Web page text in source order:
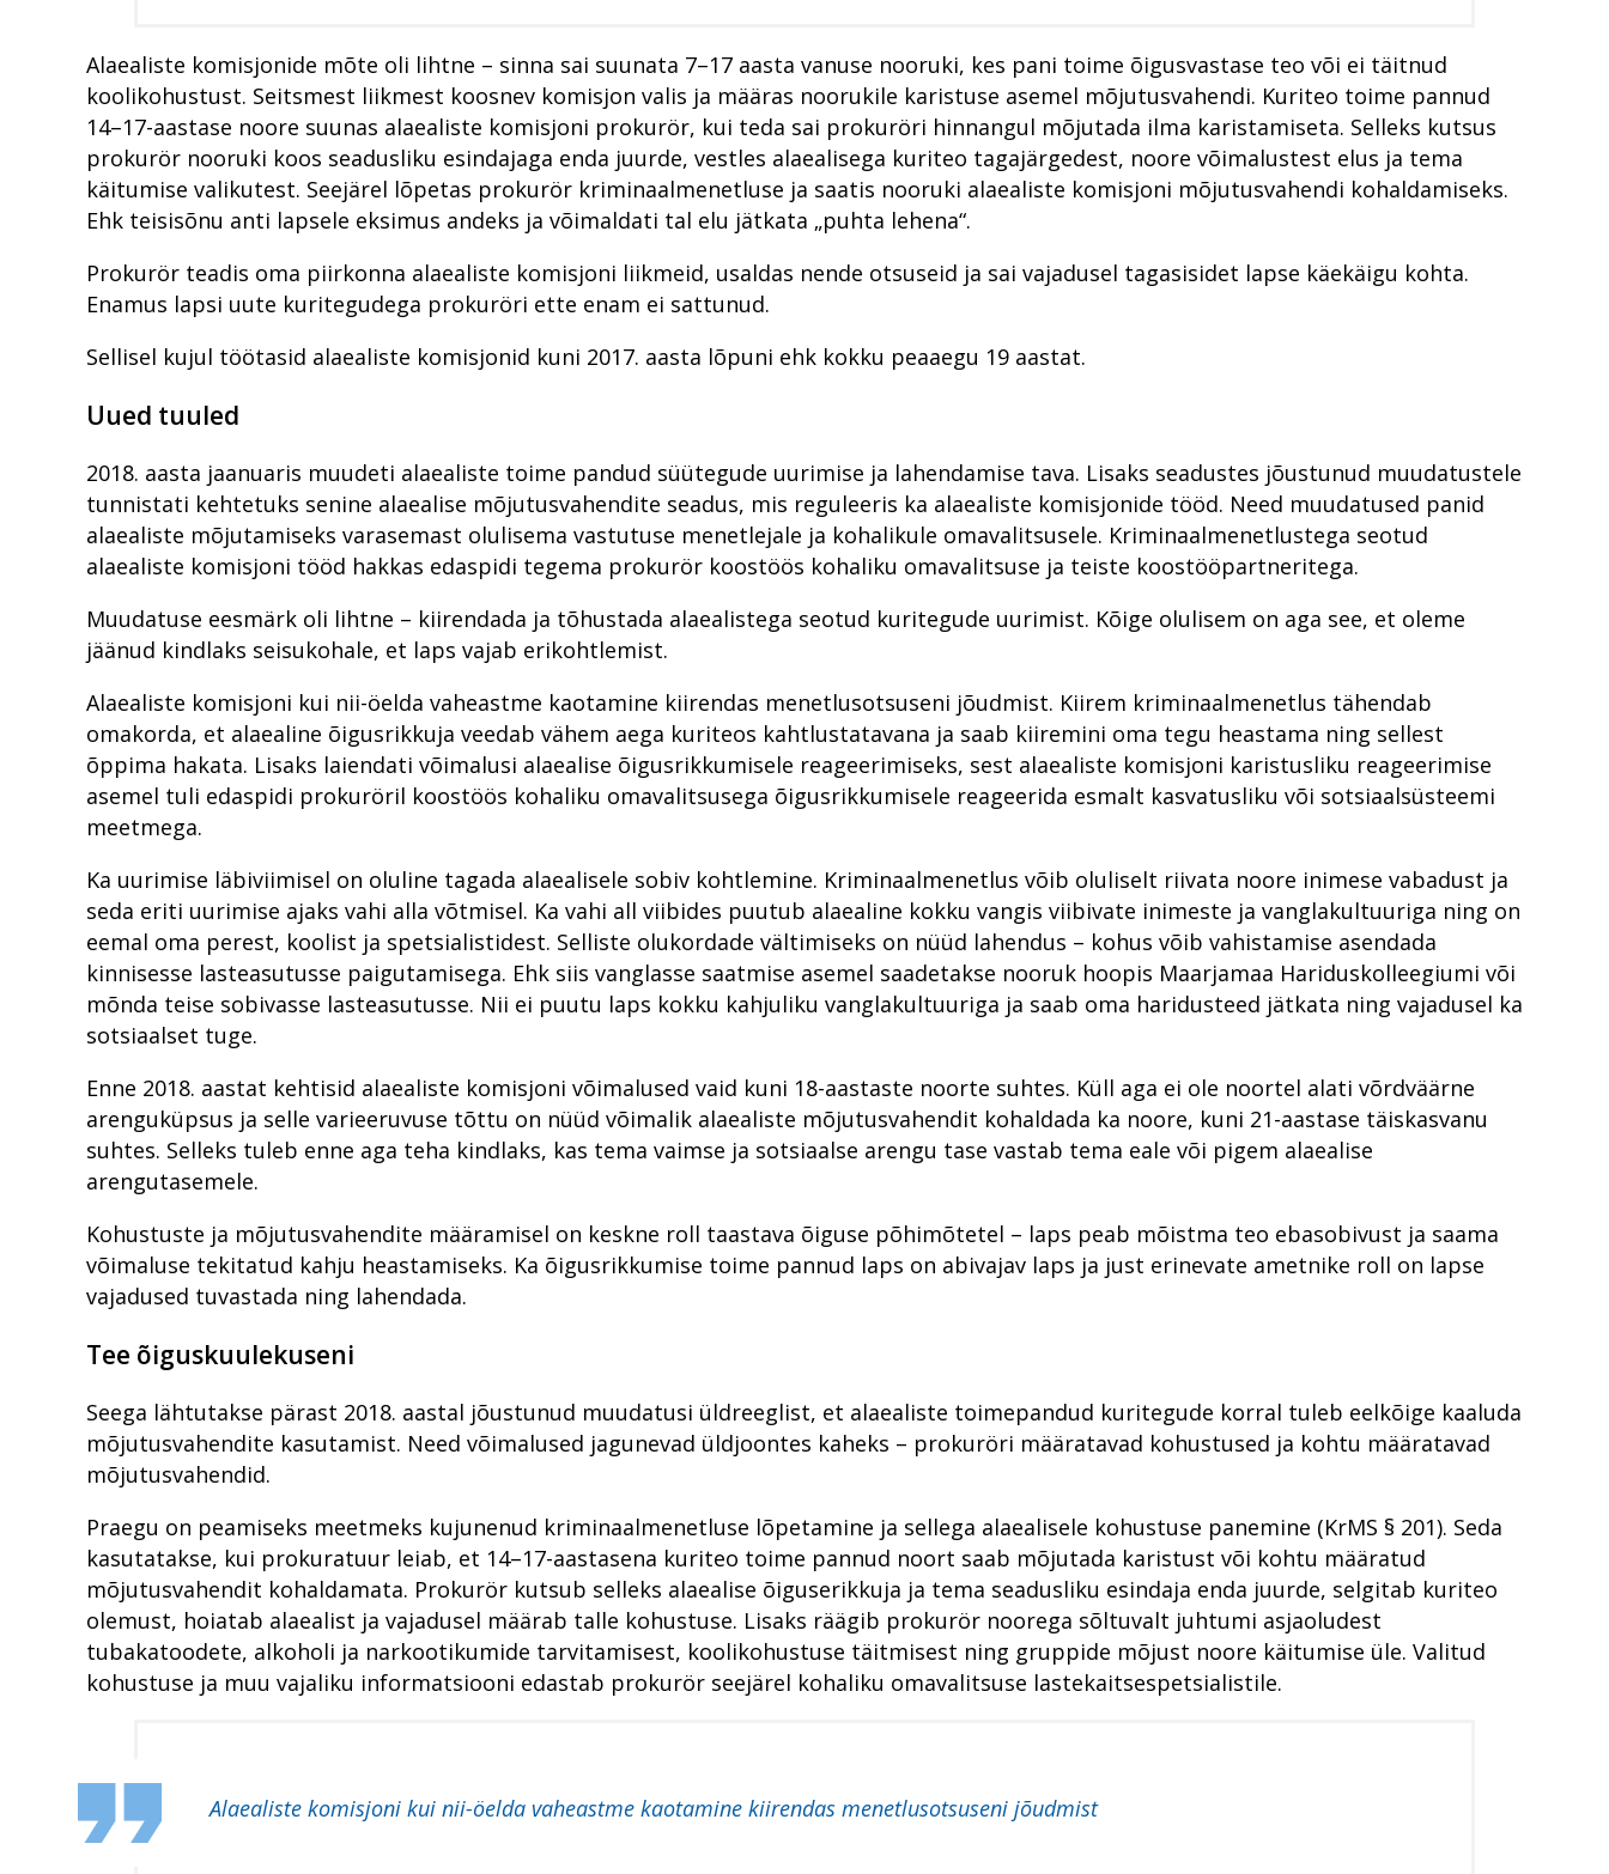
Prokuratuuri infosüsteemi uuendus PRIS3
Prokuratuuris töötamisest
Prokuratuur tunnustab
Mälestused Eurojusti tööst 2004–2019
Prokuratuuri väärtused ja strateegilised eesmärgid
Prokuratuuri tegevuse 2017. aasta ülevaade
Prokuratuuri aasta numbrites
Ühtse kohtlemis- ja karistuspraktika kokkulepped
Põhja Ringkonnaprokuratuur
Süüdistusosakond
Järelevalveosakond
Jälitus ja ekspertiisid looduskaitse teenistuses
Saaremaa kohtusaalis on prokuröri selja taga riik
Sõna "tingimisi" kuulevad roolijoodikud üha harvem
Inna Ombler: on spioone, kes kinnipidamisest kergendust tunnevad
Millest räägivad õigeksmõistvad kohtuotsused?
Peitkuritegevus turvalises Pärnus on prokuratuurile väljakutse
Juhuslik vihje viis südametu kotijooksja tabamiseni
Aasta prokurör ja aasta ametnik
Prokuratuuri personalitöö
Prokuratuuri panus õigusloomesse
Prokuratuuri aastaraamat 2016
Prokuratuuri aasta numbrites
Põhja Ringkonnaprokuratuur
Viru Ringkonnaprokuratuur
Lõuna Ringkonnaprokuratuur
Süüdistusosakond
Järelevalveosakond
Aasta prokurör ja aasta ametnik
Prokurör ja avalikkus
Alaealiste komisjonide mõte oli lihtne – sinna sai suunata 7–17 aasta vanuse nooruki, kes pani toime õigusvastase teo või ei täitnud
koolikohustust. Seitsmest liikmest koosnev komisjon valis ja määras noorukile karistuse asemel mõjutusvahendi. Kuriteo toime pannud
14–17-aastase noore suunas alaealiste komisjoni prokurör, kui teda sai prokuröri hinnangul mõjutada ilma karistamiseta. Selleks kutsus
prokurör nooruki koos seadusliku esindajaga enda juurde, vestles alaealisega kuriteo tagajärgedest, noore võimalustest elus ja tema
käitumise valikutest. Seejärel lõpetas prokurör kriminaalmenetluse ja saatis nooruki alaealiste komisjoni mõjutusvahendi kohaldamiseks.
Ehk teisisõnu anti lapsele eksimus andeks ja võimaldati tal elu jätkata „puhta lehena“.
Prokurör teadis oma piirkonna alaealiste komisjoni liikmeid, usaldas nende otsuseid ja sai vajadusel tagasisidet lapse käekäigu kohta.
Enamus lapsi uute kuritegudega prokuröri ette enam ei sattunud.
Sellisel kujul töötasid alaealiste komisjonid kuni 2017. aasta lõpuni ehk kokku peaaegu 19 aastat.
Uued tuuled
2018. aasta jaanuaris muudeti alaealiste toime pandud süütegude uurimise ja lahendamise tava. Lisaks seadustes jõustunud muudatustele
tunnistati kehtetuks senine alaealise mõjutusvahendite seadus, mis reguleeris ka alaealiste komisjonide tööd. Need muudatused panid
alaealiste mõjutamiseks varasemast olulisema vastutuse menetlejale ja kohalikule omavalitsusele. Kriminaalmenetlustega seotud
alaealiste komisjoni tööd hakkas edaspidi tegema prokurör koostöös kohaliku omavalitsuse ja teiste koostööpartneritega.
Muudatuse eesmärk oli lihtne – kiirendada ja tõhustada alaealistega seotud kuritegude uurimist. Kõige olulisem on aga see, et oleme
jäänud kindlaks seisukohale, et laps vajab erikohtlemist.
Alaealiste komisjoni kui nii-öelda vaheastme kaotamine kiirendas menetlusotsuseni jõudmist. Kiirem kriminaalmenetlus tähendab
omakorda, et alaealine õigusrikkuja veedab vähem aega kuriteos kahtlustatavana ja saab kiiremini oma tegu heastama ning sellest
õppima hakata. Lisaks laiendati võimalusi alaealise õigusrikkumisele reageerimiseks, sest alaealiste komisjoni karistusliku reageerimise
asemel tuli edaspidi prokuröril koostöös kohaliku omavalitsusega õigusrikkumisele reageerida esmalt kasvatusliku või sotsiaalsüsteemi
meetmega.
Ka uurimise läbiviimisel on oluline tagada alaealisele sobiv kohtlemine. Kriminaalmenetlus võib oluliselt riivata noore inimese vabadust ja
seda eriti uurimise ajaks vahi alla võtmisel. Ka vahi all viibides puutub alaealine kokku vangis viibivate inimeste ja vanglakultuuriga ning on
eemal oma perest, koolist ja spetsialistidest. Selliste olukordade vältimiseks on nüüd lahendus – kohus võib vahistamise asendada
kinnisesse lasteasutusse paigutamisega. Ehk siis vanglasse saatmise asemel saadetakse nooruk hoopis Maarjamaa Hariduskolleegiumi või
mõnda teise sobivasse lasteasutusse. Nii ei puutu laps kokku kahjuliku vanglakultuuriga ja saab oma haridusteed jätkata ning vajadusel ka
sotsiaalset tuge.
Enne 2018. aastat kehtisid alaealiste komisjoni võimalused vaid kuni 18-aastaste noorte suhtes. Küll aga ei ole noortel alati võrdväärne
arenguküpsus ja selle varieeruvuse tõttu on nüüd võimalik alaealiste mõjutusvahendit kohaldada ka noore, kuni 21-aastase täiskasvanu
suhtes. Selleks tuleb enne aga teha kindlaks, kas tema vaimse ja sotsiaalse arengu tase vastab tema eale või pigem alaealise
arengutasemele.
Kohustuste ja mõjutusvahendite määramisel on keskne roll taastava õiguse põhimõtetel – laps peab mõistma teo ebasobivust ja saama
võimaluse tekitatud kahju heastamiseks. Ka õigusrikkumise toime pannud laps on abivajav laps ja just erinevate ametnike roll on lapse
vajadused tuvastada ning lahendada.
Tee õiguskuulekuseni
Seega lähtutakse pärast 2018. aastal jõustunud muudatusi üldreeglist, et alaealiste toimepandud kuritegude korral tuleb eelkõige kaaluda
mõjutusvahendite kasutamist. Need võimalused jagunevad üldjoontes kaheks – prokuröri määratavad kohustused ja kohtu määratavad
mõjutusvahendid.
Praegu on peamiseks meetmeks kujunenud kriminaalmenetluse lõpetamine ja sellega alaealisele kohustuse panemine (KrMS § 201). Seda
kasutatakse, kui prokuratuur leiab, et 14–17-aastasena kuriteo toime pannud noort saab mõjutada karistust või kohtu määratud
mõjutusvahendit kohaldamata. Prokurör kutsub selleks alaealise õiguserikkuja ja tema seadusliku esindaja enda juurde, selgitab kuriteo
olemust, hoiatab alaealist ja vajadusel määrab talle kohustuse. Lisaks räägib prokurör noorega sõltuvalt juhtumi asjaoludest
tubakatoodete, alkoholi ja narkootikumide tarvitamisest, koolikohustuse täitmisest ning gruppide mõjust noore käitumise üle. Valitud
kohustuse ja muu vajaliku informatsiooni edastab prokurör seejärel kohaliku omavalitsuse lastekaitsespetsialistile.
Alaealiste komisjoni kui nii-öelda vaheastme kaotamine kiirendas menetlusotsuseni jõudmist